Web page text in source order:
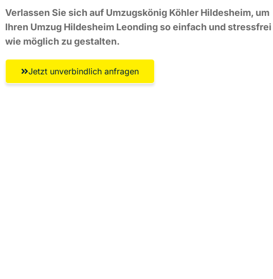
Verlassen Sie sich auf Umzugskönig Köhler Hildesheim, um
Ihren Umzug Hildesheim Leonding so einfach und stressfrei
wie möglich zu gestalten.
Jetzt unverbindlich anfragen